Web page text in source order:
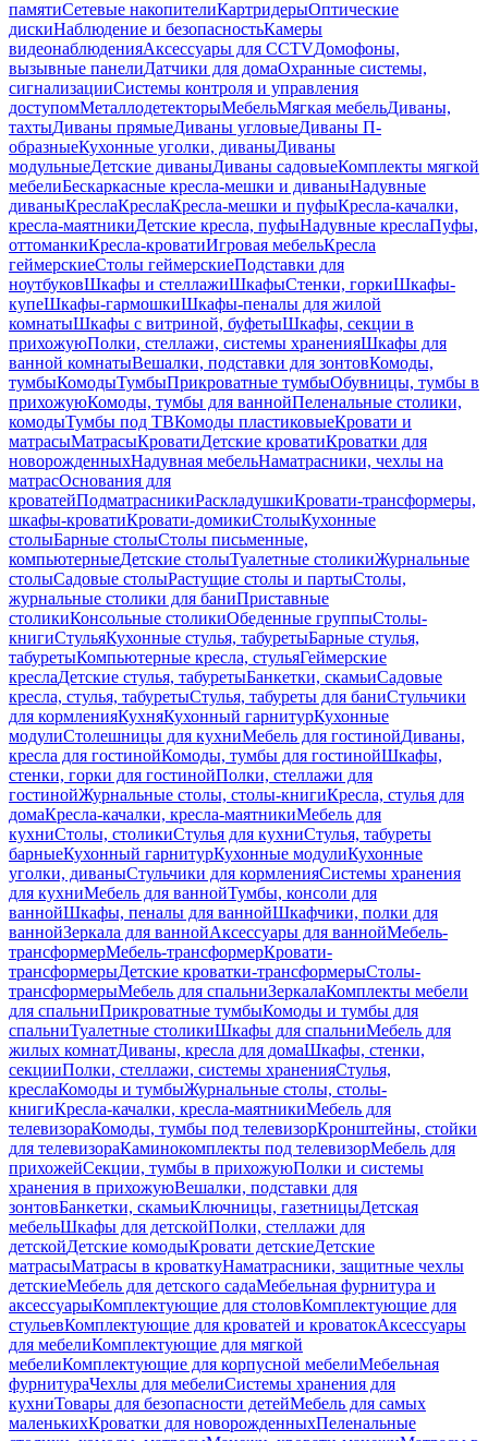
памятиСетевые накопителиКартридерыОптические
дискиНаблюдение и безопасностьКамеры
видеонаблюденияАксессуары для CCTVДомофоны,
вызывные панелиДатчики для домаОхранные системы,
сигнализацииСистемы контроля и управления
доступомМеталлодетекторыМебельМягкая мебельДиваны,
тахтыДиваны прямыеДиваны угловыеДиваны П-
образныеКухонные уголки, диваныДиваны
модульныеДетские диваныДиваны садовыеКомплекты мягкой
мебелиБескаркасные кресла-мешки и диваныНадувные
диваныКреслаКреслаКресла-мешки и пуфыКресла-качалки,
кресла-маятникиДетские кресла, пуфыНадувные креслаПуфы,
оттоманкиКресла-кроватиИгровая мебельКресла
геймерскиеСтолы геймерскиеПодставки для
ноутбуковШкафы и стеллажиШкафыСтенки, горкиШкафы-
купеШкафы-гармошкиШкафы-пеналы для жилой
комнатыШкафы с витриной, буфетыШкафы, секции в
прихожуюПолки, стеллажи, системы храненияШкафы для
ванной комнатыВешалки, подставки для зонтовКомоды,
тумбыКомодыТумбыПрикроватные тумбыОбувницы, тумбы в
прихожуюКомоды, тумбы для ваннойПеленальные столики,
комодыТумбы под ТВКомоды пластиковыеКровати и
матрасыМатрасыКроватиДетские кроватиКроватки для
новорожденныхНадувная мебельНаматрасники, чехлы на
матрасОснования для
кроватейПодматрасникиРаскладушкиКровати-трансформеры,
шкафы-кроватиКровати-домикиСтолыКухонные
столыБарные столыСтолы письменные,
компьютерныеДетские столыТуалетные столикиЖурнальные
столыСадовые столыРастущие столы и партыСтолы,
журнальные столики для баниПриставные
столикиКонсольные столикиОбеденные группыСтолы-
книгиСтульяКухонные стулья, табуретыБарные стулья,
табуретыКомпьютерные кресла, стульяГеймерские
креслаДетские стулья, табуретыБанкетки, скамьиСадовые
кресла, стулья, табуретыСтулья, табуреты для баниСтульчики
для кормленияКухняКухонный гарнитурКухонные
модулиСтолешницы для кухниМебель для гостинойДиваны,
кресла для гостинойКомоды, тумбы для гостинойШкафы,
стенки, горки для гостинойПолки, стеллажи для
гостинойЖурнальные столы, столы-книгиКресла, стулья для
домаКресла-качалки, кресла-маятникиМебель для
кухниСтолы, столикиСтулья для кухниСтулья, табуреты
барныеКухонный гарнитурКухонные модулиКухонные
уголки, диваныСтульчики для кормленияСистемы хранения
для кухниМебель для ваннойТумбы, консоли для
ваннойШкафы, пеналы для ваннойШкафчики, полки для
ваннойЗеркала для ваннойАксессуары для ваннойМебель-
трансформерМебель-трансформерКровати-
трансформерыДетские кроватки-трансформерыСтолы-
трансформерыМебель для спальниЗеркалаКомплекты мебели
для спальниПрикроватные тумбыКомоды и тумбы для
спальниТуалетные столикиШкафы для спальниМебель для
жилых комнатДиваны, кресла для домаШкафы, стенки,
секцииПолки, стеллажи, системы храненияСтулья,
креслаКомоды и тумбыЖурнальные столы, столы-
книгиКресла-качалки, кресла-маятникиМебель для
телевизораКомоды, тумбы под телевизорКронштейны, стойки
для телевизораКаминокомплекты под телевизорМебель для
прихожейСекции, тумбы в прихожуюПолки и системы
хранения в прихожуюВешалки, подставки для
зонтовБанкетки, скамьиКлючницы, газетницыДетская
мебельШкафы для детскойПолки, стеллажи для
детскойДетские комодыКровати детскиеДетские
матрасыМатрасы в кроваткуНаматрасники, защитные чехлы
детскиеМебель для детского садаМебельная фурнитура и
аксессуарыКомплектующие для столовКомплектующие для
стульевКомплектующие для кроватей и кроватокАксессуары
для мебелиКомплектующие для мягкой
мебелиКомплектующие для корпусной мебелиМебельная
фурнитураЧехлы для мебелиСистемы хранения для
кухниТовары для безопасности детейМебель для самых
маленькихКроватки для новорожденныхПеленальные